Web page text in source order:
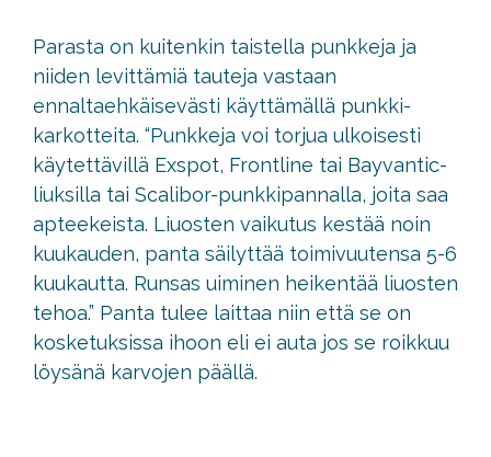
Parasta on kuitenkin taistella punkkeja ja
niiden levittämiä tauteja vastaan
ennaltaehkäisevästi käyttämällä punkki-
karkotteita. “Punkkeja voi torjua ulkoisesti
käytettävillä Exspot, Frontline tai Bayvantic-
liuksilla tai Scalibor-punkkipannalla, joita saa
apteekeista. Liuosten vaikutus kestää noin
kuukauden, panta säilyttää toimivuutensa 5-6
kuukautta. Runsas uiminen heikentää liuosten
tehoa.” Panta tulee laittaa niin että se on
kosketuksissa ihoon eli ei auta jos se roikkuu
löysänä karvojen päällä.